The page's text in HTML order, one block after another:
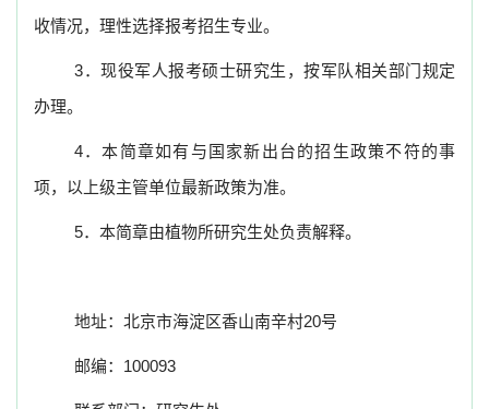
收情况，理性选择报考招生专业。
3．现役军人报考硕士研究生，按军队相关部门规定
办理。
4．本简章如有与国家新出台的招生政策不符的事
项，以上级主管单位最新政策为准。
5．本简章由植物所研究生处负责解释。
地址：北京市海淀区香山南辛村20号
邮编： 100093